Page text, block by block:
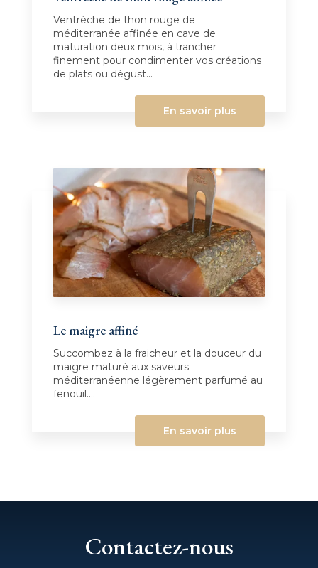
Ventrèche de thon rouge de
méditerranée affinée en cave de
maturation deux mois, à trancher
finement pour condimenter vos créations
de plats ou dégust...
En savoir plus
Le maigre affiné
Succombez à la fraicheur et la douceur du
maigre maturé aux saveurs
méditerranéenne légèrement parfumé au
fenouil....
En savoir plus
Contactez-nous